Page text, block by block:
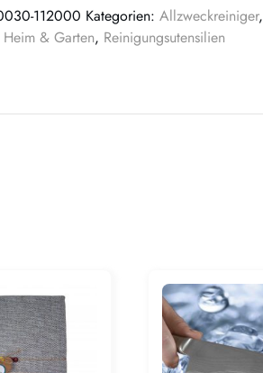
112000 Kategorien:Allzweckreiniger,
Heim & Garten, Reinigungsutensilien